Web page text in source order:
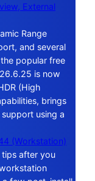
External
Range
and several
popular free
is now
(High
brings
using a
(Workstation)
tips after you